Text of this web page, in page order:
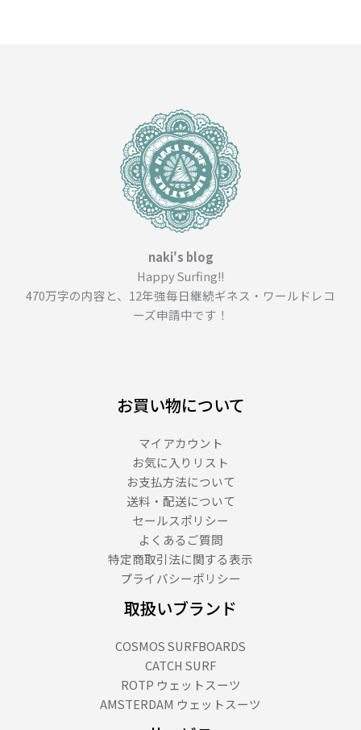
naki's blog
Happy Surfing!!
470万字の内容と、12年強毎日継続ギネス・ワールドレコ
ーズ申請中です！
お買い物について
マイアカウント
お気に入りリスト
お支払方法について
送料・配送について
セールスポリシー
よくあるご質問
特定商取引法に関する表示
プライバシーポリシー
取扱いブランド
COSMOS SURFBOARDS
CATCH SURF
ROTP ウェットスーツ
AMSTERDAM ウェットスーツ